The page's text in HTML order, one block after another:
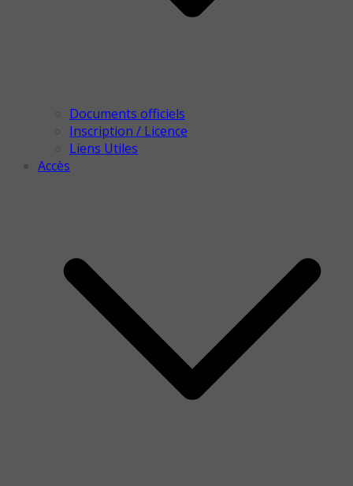
Documents officiels
Inscription / Licence
Liens Utiles
Accès